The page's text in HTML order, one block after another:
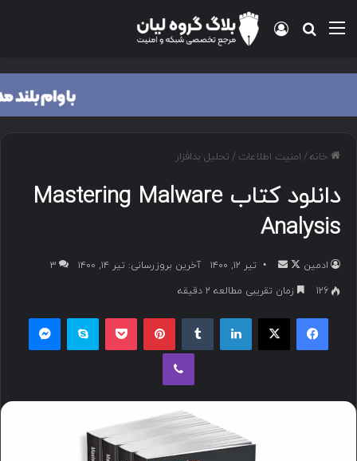
خانه/ امنیت اطلاعات / تحلیل بدافزار
دانلود کتاب Mastering Malware
Analysis
ادمین تیر ۱۲, ۱۴۰۰ آخرین بروزرسانی: تیر ۱۴, ۱۴۰۰
۳
126
زمان تقریبی مطالعه 2 دقیقه